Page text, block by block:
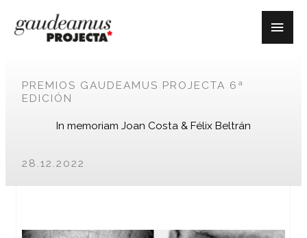
contenido
PREMIOS GAUDEAMUS PROJECTA 6ª
EDICIÓN
In memoriam Joan Costa & Félix Beltrán
28.12.2022